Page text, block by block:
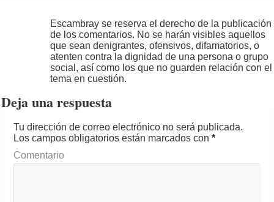
Escambray se reserva el derecho de la publicación
de los comentarios. No se harán visibles aquellos
que sean denigrantes, ofensivos, difamatorios, o
atenten contra la dignidad de una persona o grupo
social, así como los que no guarden relación con el
tema en cuestión.
Deja una respuesta
Tu dirección de correo electrónico no será publicada.
Los campos obligatorios están marcados con*
Comentario